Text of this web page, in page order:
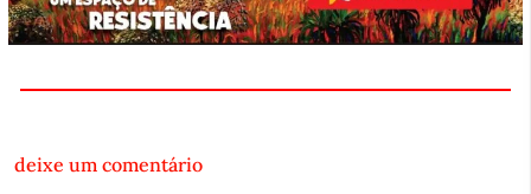
deixe um comentário